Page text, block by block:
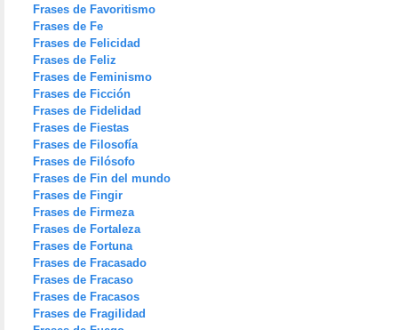
Frases de Favoritismo
Frases de Fe
Frases de Felicidad
Frases de Feliz
Frases de Feminismo
Frases de Ficción
Frases de Fidelidad
Frases de Fiestas
Frases de Filosofía
Frases de Filósofo
Frases de Fin del mundo
Frases de Fingir
Frases de Firmeza
Frases de Fortaleza
Frases de Fortuna
Frases de Fracasado
Frases de Fracaso
Frases de Fracasos
Frases de Fragilidad